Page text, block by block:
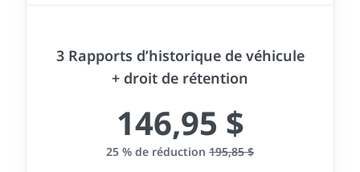
3 Rapports d’historique de véhicule
+ droit de rétention
146,95 $
25 % de réduction 195,85 $